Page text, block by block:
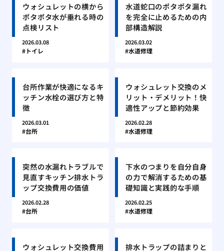
ウォシュレットの横から
ポタポタ水が垂れる時の
点検リスト
2026.03.08
トイレ
水道蛇口のポタポタ漏れ
を完全に止めるための内
部構造解説
2026.03.02
水道修理
台所作業が快適になるキ
ッチン水栓の選び方と特
徴
2026.03.01
台所
ウォシュレット交換のメ
リット・デメリット！快
適性アップと節約効果
2026.02.28
水道修理
突然の水漏れトラブルで
見直すキッチン排水トラ
ップ交換費用の価値
2026.02.28
台所
下水のつまりを自分自身
の力で解消するための基
礎知識と実践的な手順
2026.02.25
水道修理
ウォシュレット交換費用
排水トラップの詰まりと